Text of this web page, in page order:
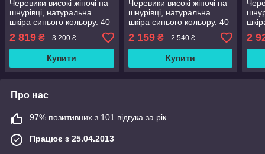
Черевики високі жіночі на
шнурівці, натуральна
шкіра синього кольору. 40
2 819 ₴ 3 200 ₴
Купити
Черевики високі жіночі на
шнурівці, натуральна
шкіра синього кольору. 40
2 159₴ 2 540 ₴
Купити
2
Про нас
97% позитивних з 101 відгука за рік
Працює з 25.04.2013